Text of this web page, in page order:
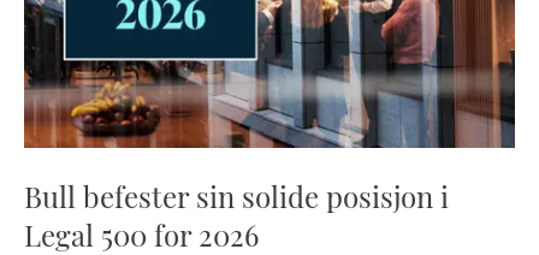
Bull befester sin solide posisjon i
Legal 500 for 2026